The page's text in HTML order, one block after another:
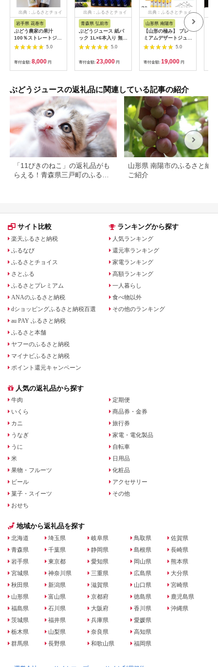
出典：ふるさとチョイ
岩手県 花巻市
ぶどう農家の果汁
100％ストレートジュ
ース！ぶどうジュー
ス・コラボジュース
2本（720ml）セット
【556】
5.0
寄付金額: 8,000 円
出典：ふるさとチョイ
青森県 弘前市
ぶどうジュース 紙パ
ック 1L×6本入り 無添
加 ストレート果汁
100％ スチューベン
ジュース 青森県産 弘
前市 青い森の、大地
の恵み。 ドットコム
レープ ジュース スト
レート ぶどう ぶどう
ジュース フルーツ フ
ルーツジュース 飲料
果実 果汁 果汁100％
果物 県産 青森 青森県
産 美味 葡萄 弘前市]
5.0
寄付金額: 23,000 円
出典：ふるさとチョイ
山形県 南陽市
【山形の極み】 プレ
ミアムデザートジュー
ス 「ぶどう」 20缶
ジュース ストレート
デザート フルーツジ
ュース グレープ 果物
果汁100％ 山形県 南
5.0
寄付金額: 19,000 円
ぶどうジュースの返礼品に関連している記事の紹介
「11ぴきのねこ」の返礼品がも
らえる！青森県三戸町のふるさ
山形県 南陽市のふるさと納
ご紹介
サイト比較
楽天ふるさと納税
ふるなび
ふるさとチョイス
さとふる
ふるさとプレミアム
ANAのふるさと納税
dショッピングふるさと納税百選
au PAY ふるさと納税
ふるさと本舗
ヤフーのふるさと納税
マイナビふるさと納税
ポイント還元キャンペーン
ランキングから探す
人気ランキング
還元率ランキング
家電ランキング
高額ランキング
一人暮らし
食べ物以外
その他のランキング
人気の返礼品から探す
牛肉
いくら
カニ
うなぎ
うに
米
果物・フルーツ
ビール
菓子・スイーツ
おせち
定期便
商品券・金券
旅行券
家電・電化製品
自転車
日用品
化粧品
アクセサリー
その他
地域から返礼品を探す
北海道
青森県
岩手県
宮城県
秋田県
山形県
福島県
茨城県
栃木県
群馬県
埼玉県
千葉県
東京都
神奈川県
新潟県
富山県
石川県
福井県
山梨県
長野県
岐阜県
静岡県
愛知県
三重県
滋賀県
京都府
大阪府
兵庫県
奈良県
和歌山県
鳥取県
島根県
岡山県
広島県
山口県
徳島県
香川県
愛媛県
高知県
福岡県
佐賀県
長崎県
熊本県
大分県
宮崎県
鹿児島県
沖縄県